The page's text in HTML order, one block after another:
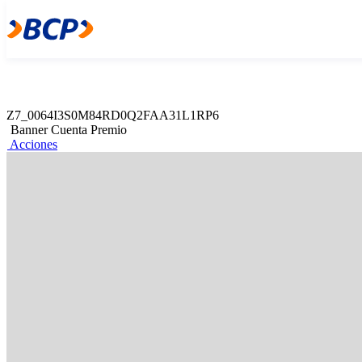
Web Content Viewer
Acciones
Z7_0064I3S0M84RD0Q2FAA31L1RP6
Banner Cuenta Premio
Acciones